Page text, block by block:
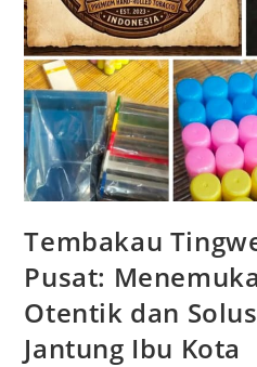
Tembakau
Pusat:
Otentik dan
Jantung Ibu Kota